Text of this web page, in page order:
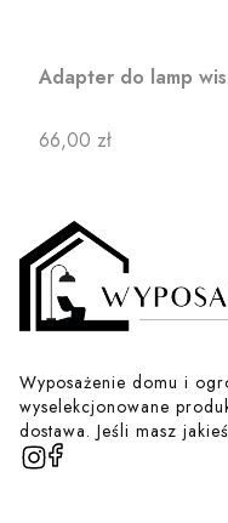
Adapter do lamp
Cena
66,00 zł
Wyposażenie domu i
wyselekcjonowane
dostawa. Jeśli masz